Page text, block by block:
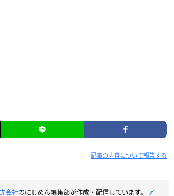
記事の内容について報告する
会社のにじめん編集部が作成・配信しています。 ア